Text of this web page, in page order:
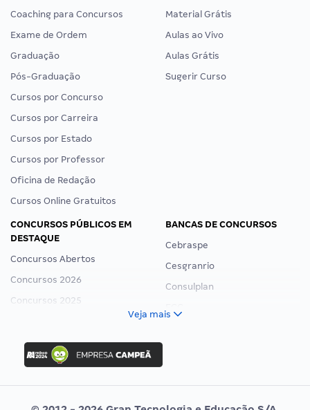
Coaching para Concursos
Exame de Ordem
Graduação
Pós-Graduação
Cursos por Concurso
Cursos por Carreira
Cursos por Estado
Cursos por Professor
Oficina de Redação
Cursos Online Gratuitos
Material Grátis
Aulas ao Vivo
Aulas Grátis
Sugerir Curso
CONCURSOS PÚBLICOS EM
DESTAQUE
Concursos Abertos
Concursos 2026
Concursos 2025
Concurso Ibama
Concurso MPU
Editais publicados
BANCAS DE CONCURSOS
Cebraspe
Cesgranrio
Consulplan
Veja mais